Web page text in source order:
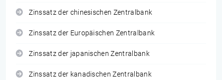
Zinssatz der chinesischen Zentralbank
Zinssatz der Europäischen Zentralbank
Zinssatz der japanischen Zentralbank
Zinssatz der kanadischen Zentralbank